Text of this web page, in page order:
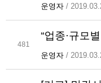
운영자 /
481
운영자 /